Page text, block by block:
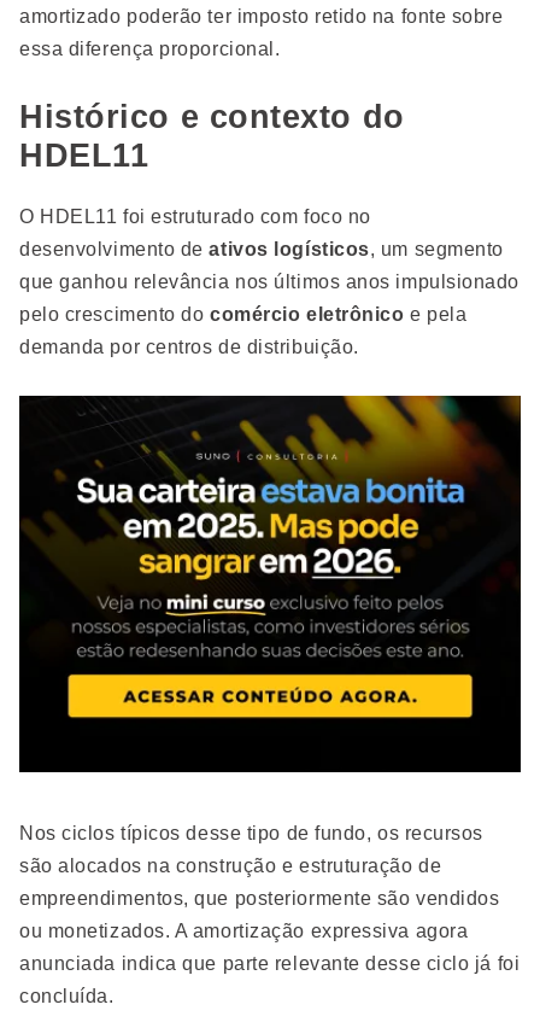
amortizado poderão ter imposto retido na fonte sobre
essa diferença proporcional.
Histórico e contexto do
HDEL11
O HDEL11 foi estruturado com foco no
desenvolvimento deativos logísticos, um segmento
que ganhou relevância nos últimos anos impulsionado
pelo crescimento do comércio eletrônico e pela
demanda por centros de distribuição.
Nos ciclos típicos desse tipo de fundo, os recursos
são alocados na construção e estruturação de
empreendimentos, que posteriormente são vendidos
ou monetizados. A amortização expressiva agora
anunciada indica que parte relevante desse ciclo já foi
concluída.